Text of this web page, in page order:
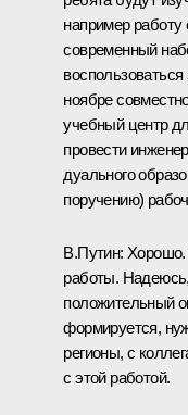
например
современный
ноябре
учебный центр
провести
дуального
поручению)
В.Путин: Хорошо.
работы.
положительный
формируется,
регионы, с
с этой работой.